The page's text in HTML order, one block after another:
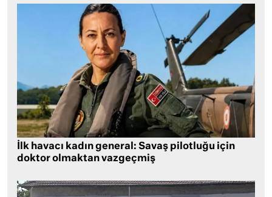
İlk havacı kadın general: Savaş pilotluğu için
doktor olmaktan vazgeçmiş